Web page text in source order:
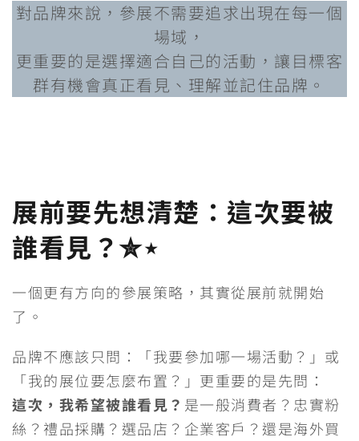
對品牌來說，參展不需要追求出現在每一個
場域，
更重要的是選擇適合自己的活動，讓目標客
群有機會真正看見、理解並記住品牌。
展前要先想清楚：這次要被
誰看見？✮⋆
一個更有方向的參展策略，其實從展前就開始
了。
品牌不應該只問：「我要參加哪一場活動？」或
「我的展位要怎麼布置？」更重要的是先問：
這次，我希望被誰看見？ 是一般消費者？忠實粉
絲？禮品採購？選品店？企業客戶？還是海外買